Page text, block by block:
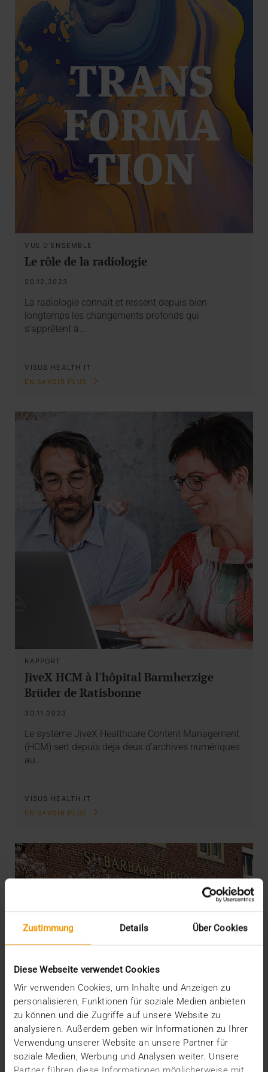
Zustimmung Details Über Cookies
Diese Webseite verwendet Cookies
Wir verwenden Cookies, um Inhalte und Anzeigen zu
personalisieren, Funktionen für soziale Medien anbieten
zu können und die Zugriffe auf unsere Website zu
analysieren. Außerdem geben wir Informationen zu Ihrer
Verwendung unserer Website an unsere Partner für
soziale Medien, Werbung und Analysen weiter. Unsere
VUE D'ENSEMBLE
Le rôle de la radiologie
20.12.2023
La radiologie connaît et ressent depuis bien
longtemps les changements profonds qui
s’apprêtent à…
VISUS HEALTH IT
EN SAVOIR PLUS
RAPPORT
JiveX HCM à l'hôpital Barmherzige
Brüder de Ratisbonne
30.11.2023
Le système JiveX Healthcare Content Management
(HCM) sert depuis déjà deux d’archives numériques
au…
VISUS HEALTH IT
EN SAVOIR PLUS